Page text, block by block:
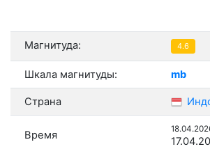
Магнитуда: 4.6
Шкала магнитуды: mb
Страна
Время